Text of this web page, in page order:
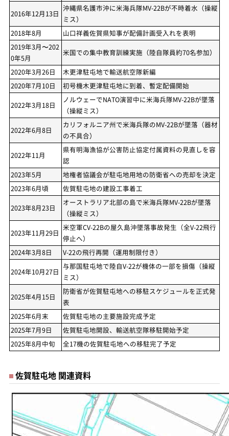
2016年12月13日
沖縄県名護市沖に米海兵隊MV-22Bが不時着水（操縦
ミス）
2018年8月
山口祥義佐賀県知事が配備計画受入れを表明
2019年3月〜202
0年5月
米国での集中教育訓練実施（陸自隊員約70名参加）
2020年3月26日
木更津駐屯地で輸送航空隊新編
2020年7月10日
初号機木更津駐屯地に到着、暫定配備開始
2022年3月18日
ノルウェーでNATO演習中に米海兵隊MV-22Bが墜落
（操縦ミス）
2022年6月8日
カリフォルニア州で米海兵隊のMV-22Bが墜落（器材
の不具合）
2022年11月
県有明海漁協が公害防止協定付属資料の見直しを容
認
2023年5月
地権者協議会が駐屯地用地の防衛省への売却を決定
2023年6月頃
佐賀駐屯地の建設工事着工
2023年8月23日
オーストラリア北部の島で米海兵隊MV-22Bが墜落
（操縦ミス）
2023年11月29日
米空軍CV-22Bの屋久島沖墜落事故発生（全V-22飛行
停止へ）
2024年3月8日
V-22の飛行再開（運用制限付き）
2024年10月27日
与那国駐屯地で陸自V-22が機体の一部を損傷（操縦
ミス）
2025年4月15日
防衛省が佐賀駐屯地への移駐スケジュールを正式発
表
2025年6月末
佐賀駐屯地の主要施設完成予定
2025年7月9日
佐賀駐屯地開設、輸送航空隊移駐開始予定
2025年8月中旬
全17機の佐賀駐屯地への移駐完了予定
佐賀駐屯地 関連資料